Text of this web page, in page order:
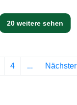
20 weitere sehen
4 ... Nächster